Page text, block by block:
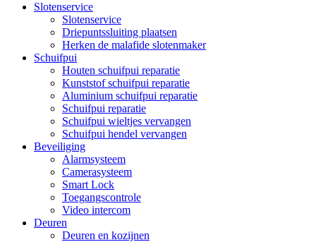
Slotenservice
Slotenservice
Driepuntssluiting plaatsen
Herken de malafide slotenmaker
Schuifpui
Houten schuifpui reparatie
Kunststof schuifpui reparatie
Aluminium schuifpui reparatie
Schuifpui reparatie
Schuifpui wieltjes vervangen
Schuifpui hendel vervangen
Beveiliging
Alarmsysteem
Camerasysteem
Smart Lock
Toegangscontrole
Video intercom
Deuren
Deuren en kozijnen